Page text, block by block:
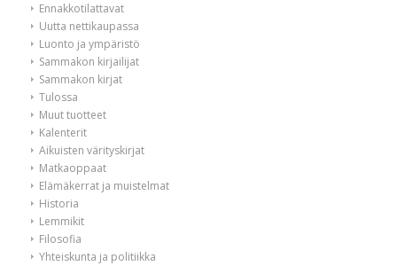
Ennakkotilattavat
Uutta nettikaupassa
Luonto ja ympäristö
Sammakon kirjailijat
Sammakon kirjat
Tulossa
Muut tuotteet
Kalenterit
Aikuisten värityskirjat
Matkaoppaat
Elämäkerrat ja muistelmat
Historia
Lemmikit
Filosofia
Yhteiskunta ja politiikka